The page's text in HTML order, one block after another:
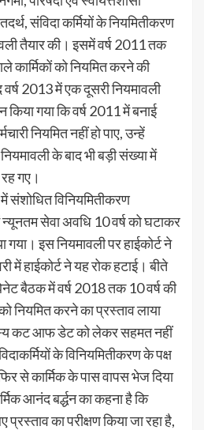
संविदा कर्मियों के नियमितीकरण
तैयार की। इसमें वर्ष 2011 तक
कार्मिकों को नियमित करने की
2013 में एक दूसरी नियमावली
गया कि वर्ष 2011 में बनाई
नियमित नहीं हो पाए, उन्हें
के बाद भी बड़ी संख्या में
रह गए।
संशोधित विनियमितीकरण
न्यूनतम सेवा अवधि 10 वर्ष को घटाकर
गया। इस नियमावली पर हाईकोर्ट ने
में हाईकोर्ट ने यह रोक हटाई। बीते
बैठक में वर्ष 2018 तक 10 वर्ष की
नियमित करने का प्रस्ताव लाया
कट आफ डेट को लेकर सहमत नहीं
के विनियमितीकरण के पक्ष
से कार्मिक के पास वापस भेज दिया
आनंद बर्द्धन का कहना है कि
का परीक्षण किया जा रहा है,